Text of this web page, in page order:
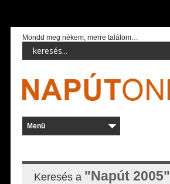
Mondd meg nékem, merre találom…
Keresés a "Napút 2005"